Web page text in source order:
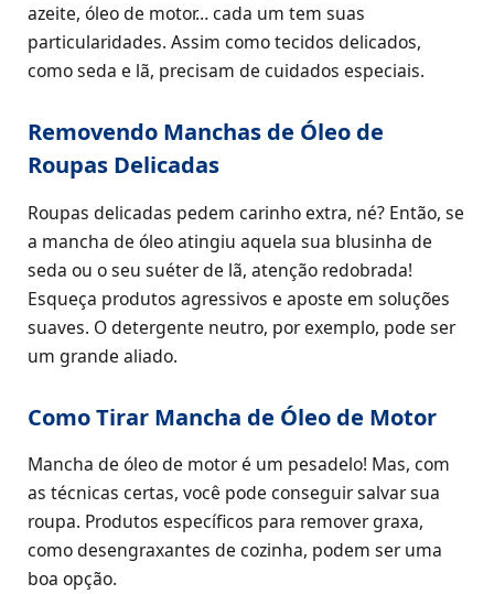
azeite, óleo de motor… cada um tem suas
particularidades. Assim como tecidos delicados,
como seda e lã, precisam de cuidados especiais.
Removendo Manchas de Óleo de
Roupas Delicadas
Roupas delicadas pedem carinho extra, né? Então, se
a mancha de óleo atingiu aquela sua blusinha de
seda ou o seu suéter de lã, atenção redobrada!
Esqueça produtos agressivos e aposte em soluções
suaves. O detergente neutro, por exemplo, pode ser
um grande aliado.
Como Tirar Mancha de Óleo de Motor
Mancha de óleo de motor é um pesadelo! Mas, com
as técnicas certas, você pode conseguir salvar sua
roupa. Produtos específicos para remover graxa,
como desengraxantes de cozinha, podem ser uma
boa opção.